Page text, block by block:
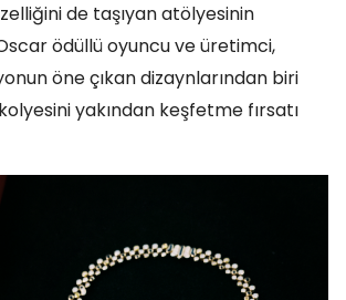
de taşıyan atölyesinin
Oscar ödüllü oyuncu ve üretimci,
öne çıkan dizaynlarından biri
yakından keşfetme fırsatı